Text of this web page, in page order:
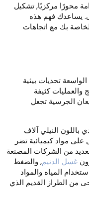
محورًا مركزيًا, تشكيل
فهم هذه
بك مع اتجاهات
تحديات بيئية
كثيفة
الجرسية تجعل
النيلي آلاف
مواد كيميائية تضر
من الشركات المصنعة
غسل الدنيم, والضغط
المياه والمواد
الطراز القديم الذي